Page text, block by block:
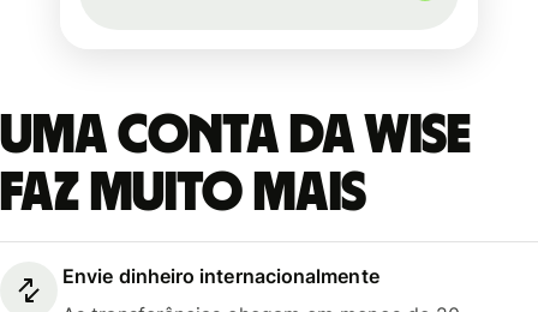
Uma conta da Wise
faz muito mais
Envie dinheiro internacionalmente